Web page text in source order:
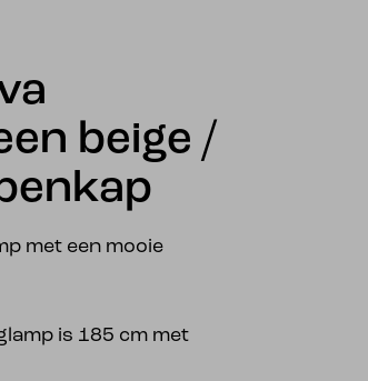
beige /
met een mooie
is 185 cm met